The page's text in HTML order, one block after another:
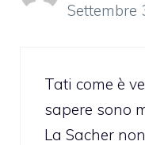
Settembre
Tati come è
sapere sono
La Sacher